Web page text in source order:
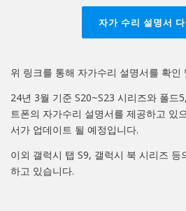
자가 수리 설명서
위 링크를 통해 자가수리 설명서를 확인
24년 3월 기준 S20~S23 시리즈와 폴드
트폰의 자가수리 설명서를 제공하고 있
서가 업데이트 될 예정입니다.
이외 갤럭시 탭 S9, 갤럭시 북 시리즈
하고 있습니다.